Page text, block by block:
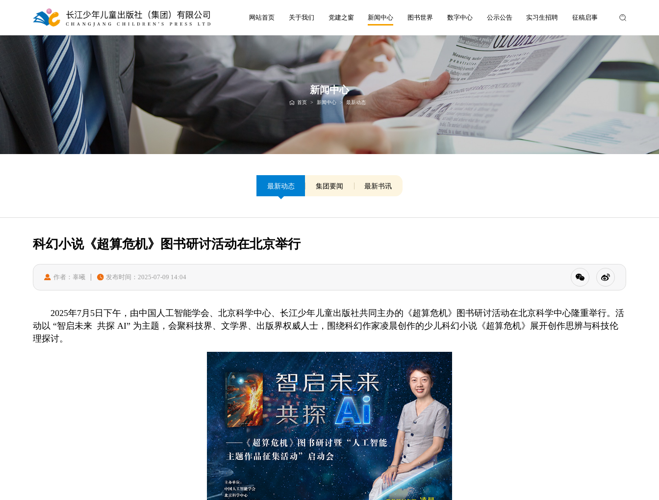
网站首页 关于我们 党建之窗 新闻中心 图书世界 数字中心 公示公告 实习生招聘 征稿启事
新闻中心
首页 > 新闻中心 > 最新动态
最新动态 集团要闻 最新书讯
科幻小说《超算危机》图书研讨活动在北京举行
作者：辜曦 发布时间：2025-07-09 14:04
2025年7月5日下午，由中国人工智能学会、北京科学中心、长江少年儿童出版社共同主办的《超算危机》图书研讨活动在北京科学中心隆重举行。活
动以 “智启未来 共探 AI” 为主题，会聚科技界、文学界、出版界权威人士，围绕科幻作家凌晨创作的少儿科幻小说《超算危机》展开创作思辨与科技伦
理探讨。